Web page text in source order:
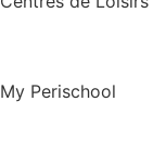
My Perischool